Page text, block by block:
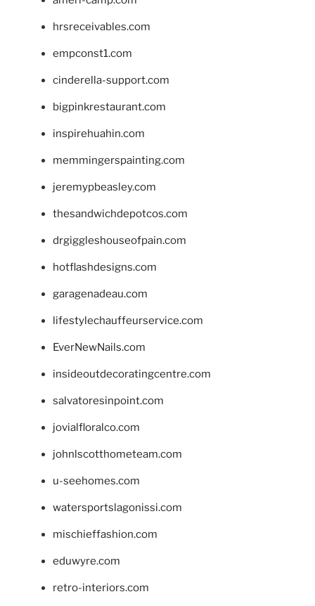
hrsreceivables.com
empconst1.com
cinderella-support.com
bigpinkrestaurant.com
inspirehuahin.com
memmingerspainting.com
jeremypbeasley.com
thesandwichdepotcos.com
drgiggleshouseofpain.com
hotflashdesigns.com
garagenadeau.com
lifestylechauffeurservice.com
EverNewNails.com
insideoutdecoratingcentre.com
salvatoresinpoint.com
jovialfloralco.com
johnlscotthometeam.com
u-seehomes.com
watersportslagonissi.com
mischieffashion.com
eduwyre.com
retro-interiors.com